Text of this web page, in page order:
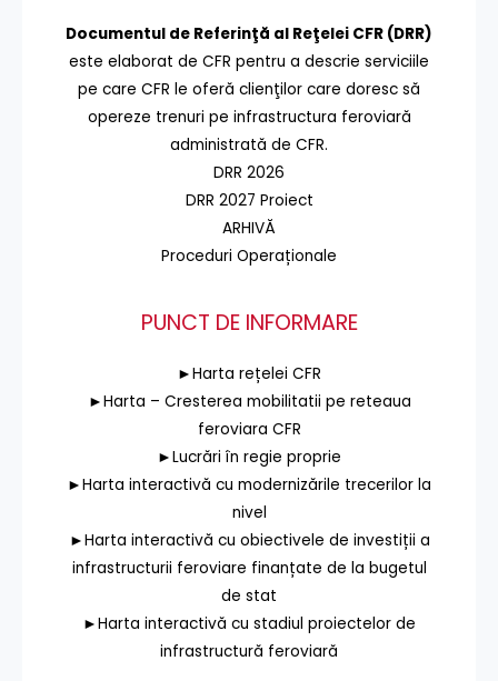
Documentul de Referinţă al Reţelei CFR (DRR)
este elaborat de CFR pentru a descrie serviciile
pe care CFR le oferă clienţilor care doresc să
opereze trenuri pe infrastructura feroviară
administrată de CFR.
DRR 2026
DRR 2027 Proiect
ARHIVĂ
Proceduri Operaționale
PUNCT DE INFORMARE
►Harta rețelei CFR
►Harta – Cresterea mobilitatii pe reteaua
feroviara CFR
►Lucrări în regie proprie
►Harta interactivă cu modernizările trecerilor la
nivel
►Harta interactivă cu obiectivele de investiții a
infrastructurii feroviare finanțate de la bugetul
de stat
►Harta interactivă cu stadiul proiectelor de
infrastructură feroviară